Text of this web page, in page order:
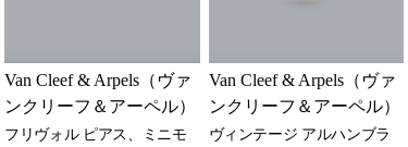
Van Cleef & Arpels（ヴァ
ンクリーフ＆アーペル）
フリヴォル ピアス、ミニモ
Van Cleef & Arpels（ヴァ
ンクリーフ＆アーペル）
ヴィンテージ アルハンブラ